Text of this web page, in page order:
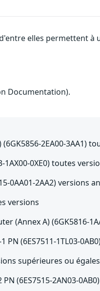
elles permettent
Documentation).
(6GK5856-2EA00-3AA1)
1AX00-0XE0) toutes
0AA01-2AA2) versions
versions
(Annex A) (6GK5816-
1 PN (6ES7511-1TL03-
supérieures ou
PN (6ES7515-2AN03-